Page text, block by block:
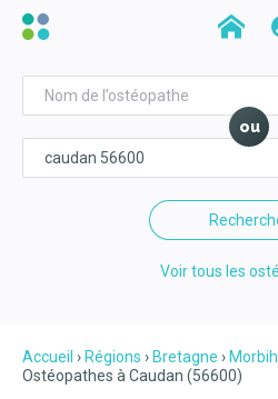
ou
Voir tous les
Accueil Régions Bretagne
Ostéopathes à Caudan (56600)